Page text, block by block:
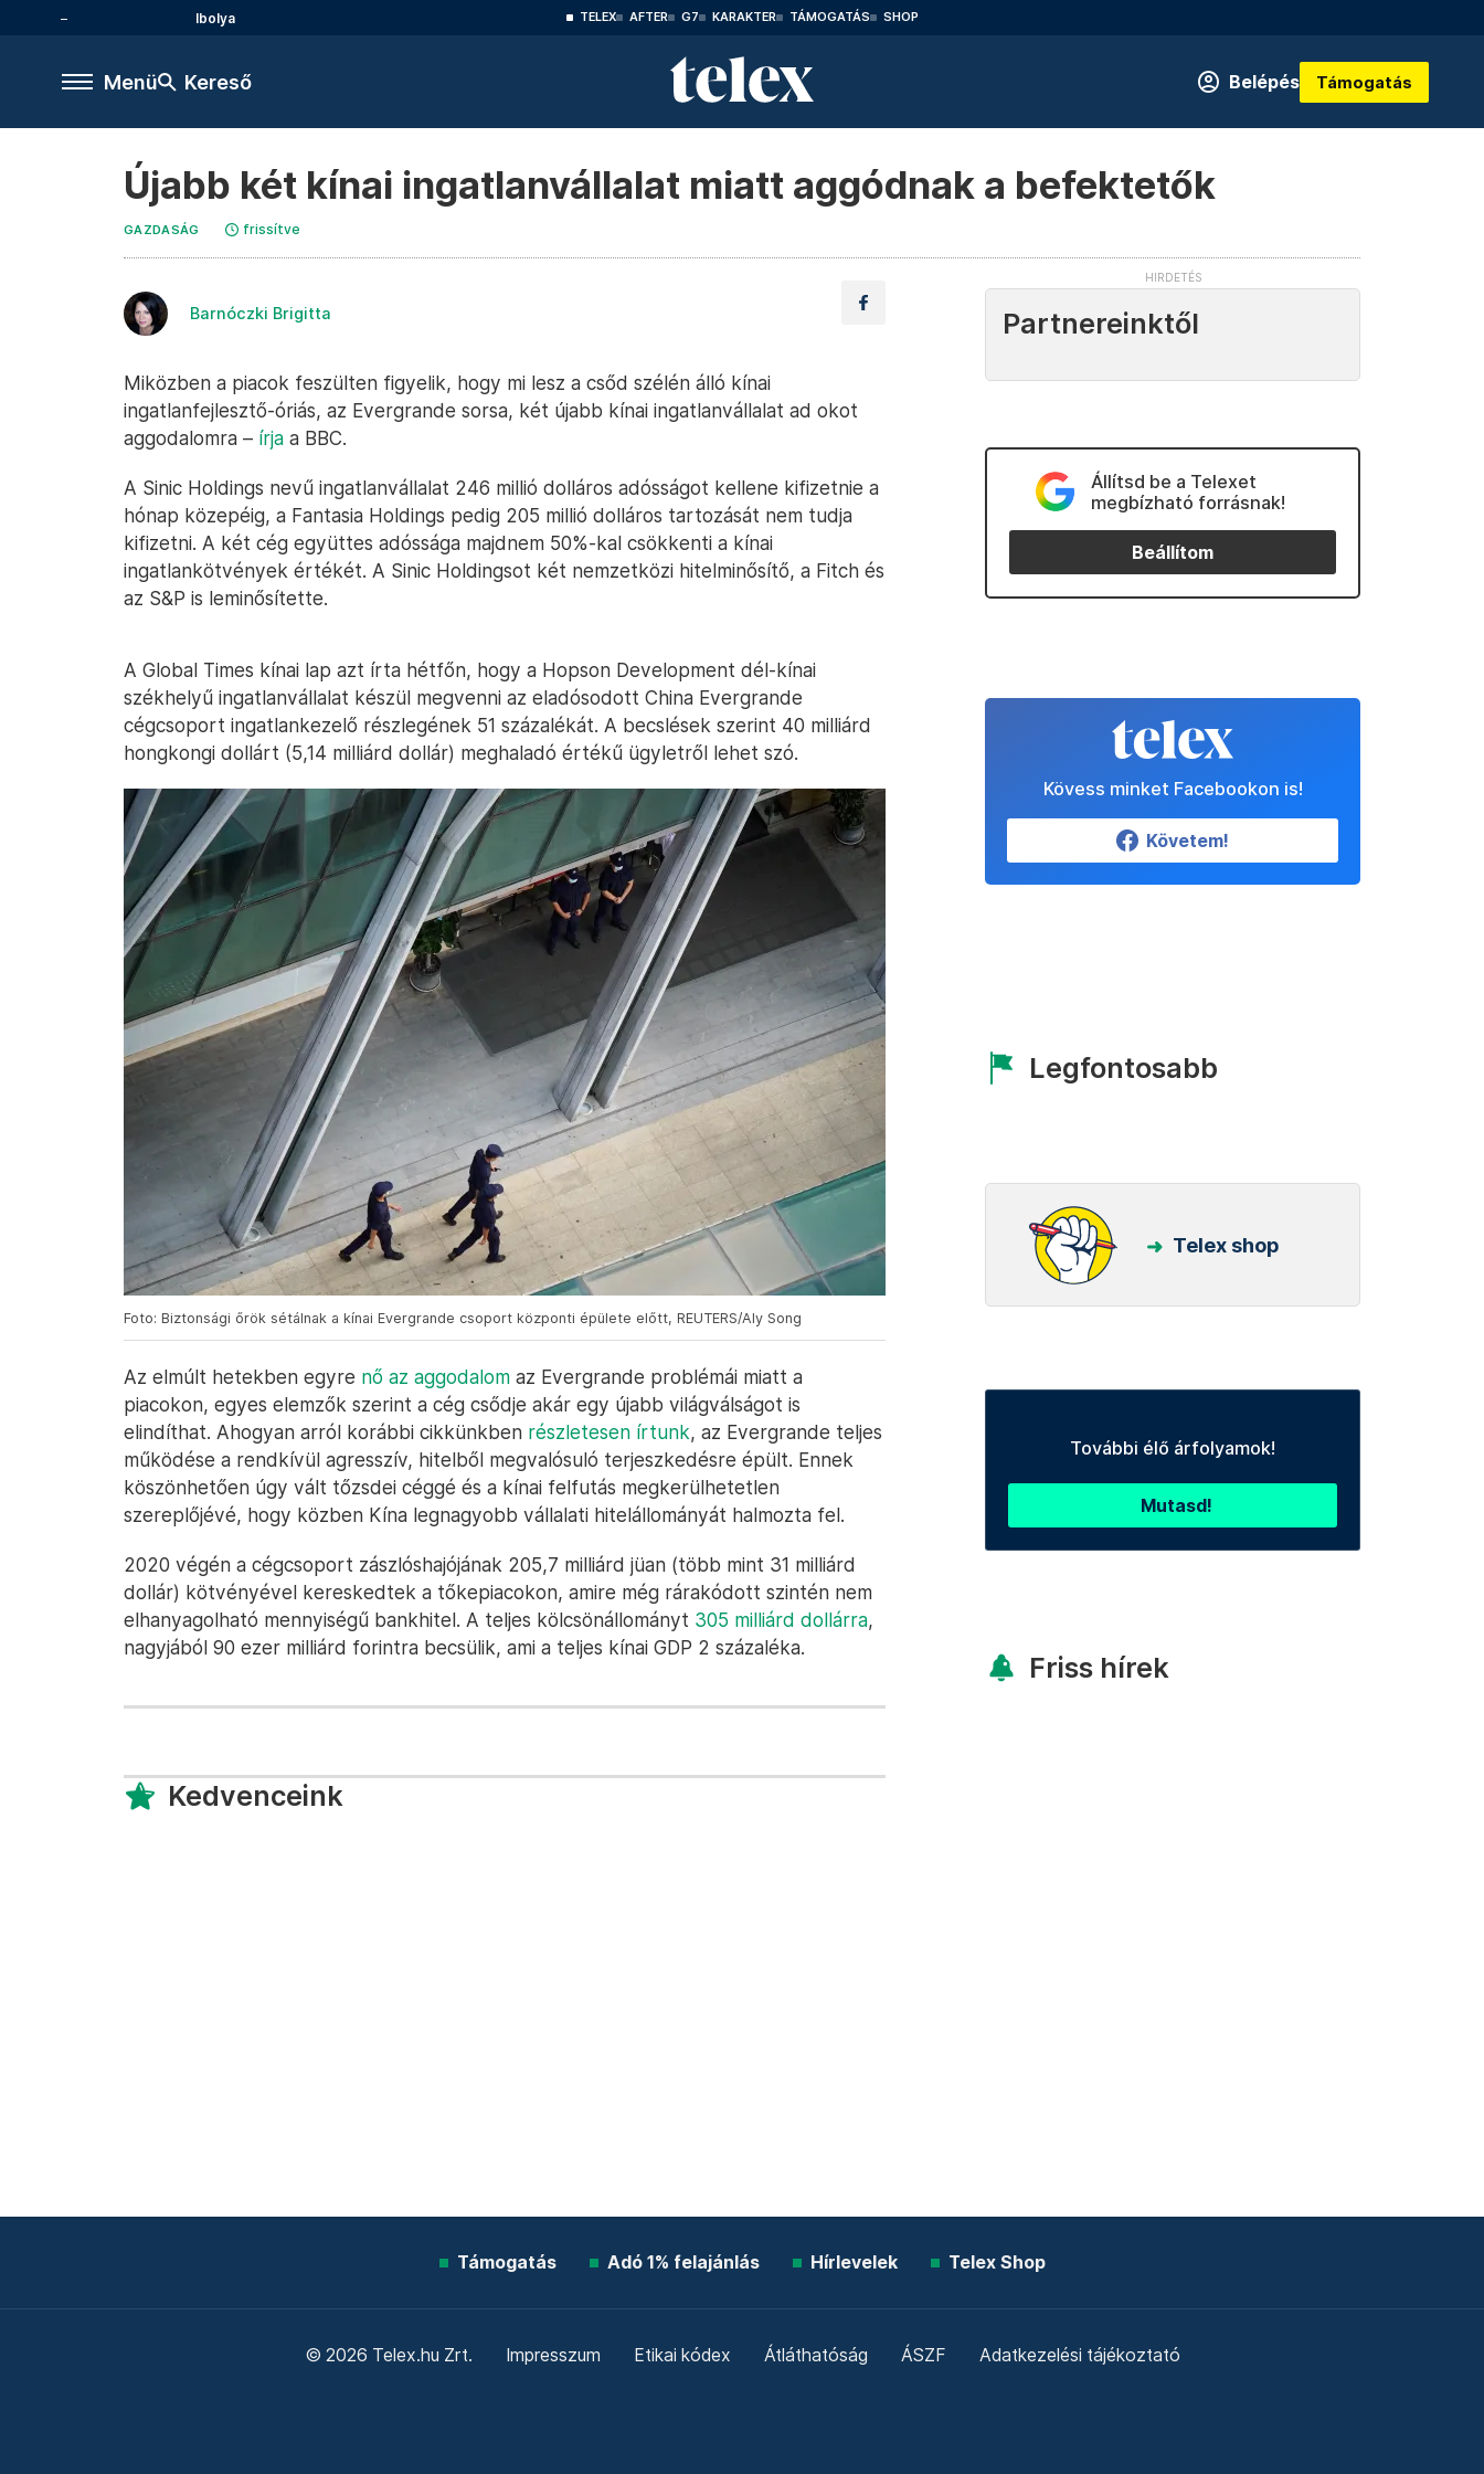
Ibolya TELEX AFTER G7 KARAKTER TÁMOGATÁS SHOP
Menü Kereső Belépés Támogatás
Újabb két kínai ingatlanvállalat miatt aggódnak a befektetők
GAZDASÁG frissítve
Barnóczki Brigitta
Miközben a piacok feszülten figyelik, hogy mi lesz a csőd szélén álló kínai
ingatlanfejlesztő-óriás, az Evergrande sorsa, két újabb kínai ingatlanvállalat ad okot
aggodalomra – írja a BBC.
A Sinic Holdings nevű ingatlanvállalat 246 millió dolláros adósságot kellene kifizetnie a
hónap közepéig, a Fantasia Holdings pedig 205 millió dolláros tartozását nem tudja
kifizetni. A két cég együttes adóssága majdnem 50%-kal csökkenti a kínai
ingatlankötvények értékét. A Sinic Holdingsot két nemzetközi hitelminősítő, a Fitch és
az S&P is leminősítette.
A Global Times kínai lap azt írta hétfőn, hogy a Hopson Development dél-kínai
székhelyű ingatlanvállalat készül megvenni az eladósodott China Evergrande
cégcsoport ingatlankezelő részlegének 51 százalékát. A becslések szerint 40 milliárd
hongkongi dollárt (5,14 milliárd dollár) meghaladó értékű ügyletről lehet szó.
Foto: Biztonsági őrök sétálnak a kínai Evergrande csoport központi épülete előtt, REUTERS/Aly Song
Az elmúlt hetekben egyre nő az aggodalom az Evergrande problémái miatt a
piacokon, egyes elemzők szerint a cég csődje akár egy újabb világválságot is
elindíthat. Ahogyan arról korábbi cikkünkben részletesen írtunk, az Evergrande teljes
működése a rendkívül agresszív, hitelből megvalósuló terjeszkedésre épült. Ennek
köszönhetően úgy vált tőzsdei céggé és a kínai felfutás megkerülhetetlen
szereplőjévé, hogy közben Kína legnagyobb vállalati hitelállományát halmozta fel.
2020 végén a cégcsoport zászlóshajójának 205,7 milliárd jüan (több mint 31 milliárd
dollár) kötvényével kereskedtek a tőkepiacokon, amire még rárakódott szintén nem
elhanyagolható mennyiségű bankhitel. A teljes kölcsönállományt 305 milliárd dollárra,
nagyjából 90 ezer milliárd forintra becsülik, ami a teljes kínai GDP 2 százaléka.
Kedvenceink
Partnereinktől
Állítsd be a Telexet
megbízható forrásnak!
Beállítom
Kövess minket Facebookon is!
Követem!
Legfontosabb
Telex shop
További élő árfolyamok!
Mutasd!
Friss hírek
Támogatás Adó 1% felajánlás Hírlevelek Telex Shop
© 2026 Telex.hu Zrt. Impresszum Etikai kódex Átláthatóság ÁSZF Adatkezelési tájékoztató